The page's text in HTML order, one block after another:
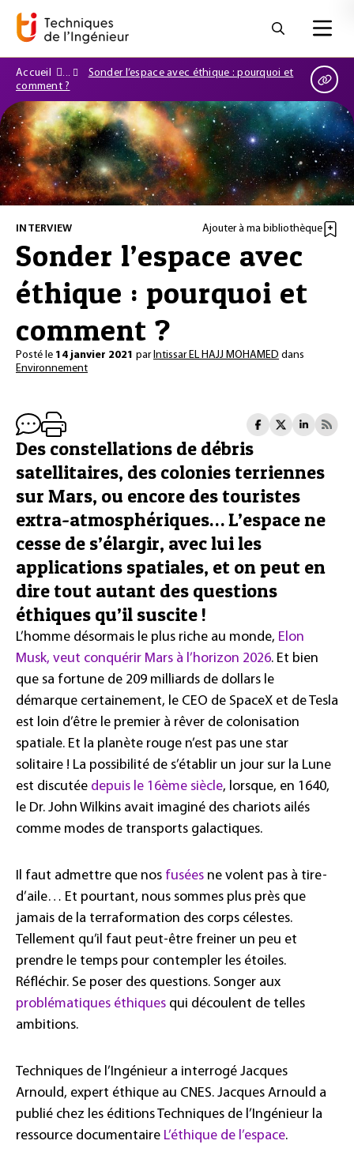
Accueil
Sonder l’espace avec éthique : pourquoi et
comment ?
INTERVIEW Ajouter à ma bibliothèque
Sonder l’espace avec
éthique : pourquoi et
comment ?
Posté le 14 janvier 2021 parIntissar EL HAJJ MOHAMED dans
Environnement
Des constellations de débris
satellitaires, des colonies terriennes
sur Mars, ou encore des touristes
extra-atmosphériques… L’espace ne
cesse de s’élargir, avec lui les
applications spatiales, et on peut en
dire tout autant des questions
éthiques qu’il suscite !
L’homme désormais le plus riche au monde, Elon
Musk, veut conquérir Mars à l’horizon 2026. Et bien
que sa fortune de 209 milliards de dollars le
démarque certainement, le CEO de SpaceX et de Tesla
est loin d’être le premier à rêver de colonisation
spatiale. Et la planète rouge n’est pas une star
solitaire ! La possibilité de s’établir un jour sur la Lune
est discutée depuis le 16ème siècle, lorsque, en 1640,
le Dr. John Wilkins avait imaginé des chariots ailés
comme modes de transports galactiques.
Il faut admettre que nos fusées ne volent pas à tire-
d’aile… Et pourtant, nous sommes plus près que
jamais de la terraformation des corps célestes.
Tellement qu’il faut peut-être freiner un peu et
prendre le temps pour contempler les étoiles.
Réfléchir. Se poser des questions. Songer aux
problématiques éthiques qui découlent de telles
ambitions.
Techniques de l’Ingénieur a interrogé Jacques
Arnould, expert éthique au CNES. Jacques Arnould a
publié chez les éditions Techniques de l’Ingénieur la
ressource documentaire L’éthique de l’espace.